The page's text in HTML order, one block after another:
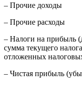
– Прочие доходы
– Прочие расходы
– Налоги на прибыль
сумма текущего
отложенных
– Чистая прибыль